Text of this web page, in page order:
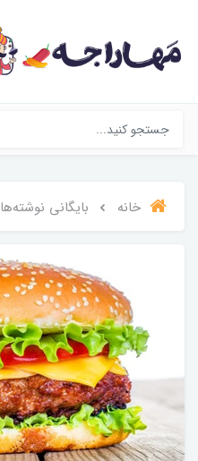
خانه بایگانی نوشته‌ها